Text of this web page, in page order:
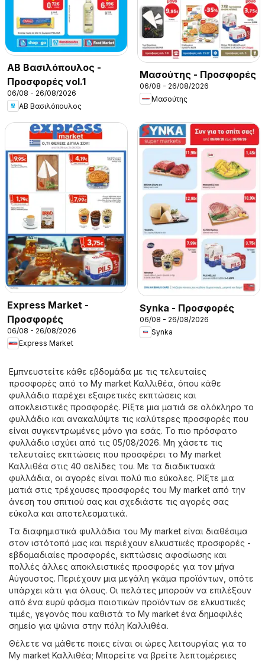
ΑΒ Βασιλόπουλος -
Προσφορές vol.1
06/08 - 26/08/2026
ΑΒ Βασιλόπουλος
Μασούτης - Προσφορές
06/08 - 26/08/2026
Μασούτης
Express Market -
Προσφορές
06/08 - 26/08/2026
Express Market
Synka - Προσφορές
06/08 - 26/08/2026
Synka
Εμπνευστείτε κάθε εβδομάδα με τις τελευταίες
προσφορές από το My market Καλλιθέα, όπου κάθε
φυλλάδιο παρέχει εξαιρετικές εκπτώσεις και
αποκλειστικές προσφορές. Ρίξτε μια ματιά σε ολόκληρο το
φυλλάδιο και ανακαλύψτε τις καλύτερες προσφορές που
είναι συγκεντρωμένες μόνο για εσάς. Το πιο πρόσφατο
φυλλάδιο ισχύει από τις 05/08/2026. Μη χάσετε τις
τελευταίες εκπτώσεις που προσφέρει το My market
Καλλιθέα στις 40 σελίδες του. Με τα διαδικτυακά
φυλλάδια, οι αγορές είναι πολύ πιο εύκολες. Ρίξτε μια
ματιά στις τρέχουσες προσφορές του My market από την
άνεση του σπιτιού σας και σχεδιάστε τις αγορές σας
εύκολα και αποτελεσματικά.
Τα διαφημιστικά φυλλάδια του My market είναι διαθέσιμα
στον ιστότοπό μας και περιέχουν ελκυστικές προσφορές -
εβδομαδιαίες προσφορές, εκπτώσεις αφοσίωσης και
πολλές άλλες αποκλειστικές προσφορές για τον μήνα
Αύγουστος. Περιέχουν μια μεγάλη γκάμα προϊόντων, οπότε
υπάρχει κάτι για όλους. Οι πελάτες μπορούν να επιλέξουν
από ένα ευρύ φάσμα ποιοτικών προϊόντων σε ελκυστικές
τιμές, γεγονός που καθιστά το My market ένα δημοφιλές
σημείο για ψώνια στην πόλη Καλλιθέα.
Θέλετε να μάθετε ποιες είναι οι ώρες λειτουργίας για το
My market Καλλιθέα; Μπορείτε να βρείτε λεπτομέρειες